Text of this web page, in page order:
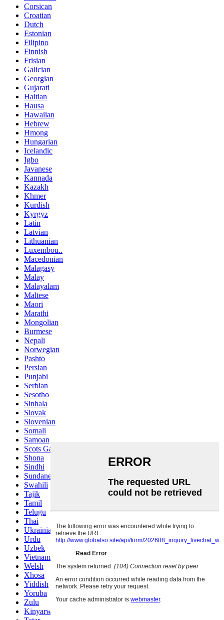
Corsican
Croatian
Dutch
Estonian
Filipino
Finnish
Frisian
Galician
Georgian
Gujarati
Haitian
Hausa
Hawaiian
Hebrew
Hmong
Hungarian
Icelandic
Igbo
Javanese
Kannada
Kazakh
Khmer
Kurdish
Kyrgyz
Latin
Latvian
Lithuanian
Luxembou..
Macedonian
Malagasy
Malay
Malayalam
Maltese
Maori
Marathi
Mongolian
Burmese
Nepali
Norwegian
Pashto
Persian
Punjabi
Serbian
Sesotho
Sinhala
Slovak
Slovenian
Somali
Samoan
Scots Gaelic
Shona
Sindhi
Sundanese
Swahili
Tajik
Tamil
Telugu
Thai
Ukrainian
Urdu
Uzbek
Vietnamese
Welsh
Xhosa
Yiddish
Yoruba
Zulu
Kinyarwanda